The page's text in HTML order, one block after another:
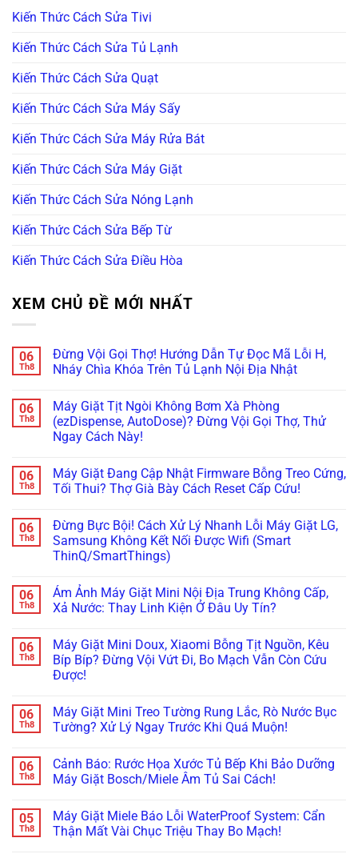
Kiến Thức Cách Sửa Tivi
Kiến Thức Cách Sửa Tủ Lạnh
Kiến Thức Cách Sửa Quạt
Kiến Thức Cách Sửa Máy Sấy
Kiến Thức Cách Sửa Máy Rửa Bát
Kiến Thức Cách Sửa Máy Giặt
Kiến Thức Cách Sửa Nóng Lạnh
Kiến Thức Cách Sửa Bếp Từ
Kiến Thức Cách Sửa Điều Hòa
XEM CHỦ ĐỀ MỚI NHẤT
06
Th8
Đừng Vội Gọi Thợ! Hướng Dẫn Tự Đọc Mã Lỗi H,
Nháy Chìa Khóa Trên Tủ Lạnh Nội Địa Nhật
bình
luận
ở
Đừng
Thợ!
Hướng
Dẫn
Mã
Lỗi
H,
Nháy
Chìa
Trên
Tủ
Lạnh
Nội
06
Th8
Máy Giặt Tịt Ngòi Không Bơm Xà Phòng
(ezDispense, AutoDose)? Đừng Vội Gọi Thợ, Thử
Ngay Cách Này!
bình
luận
Tịt
Ngòi
Không
Bơm
(ezDispense,
AutoDose)?
Đừng
Thợ,
Thử
Ngay
Cách
Này!
06
Th8
Máy Giặt Đang Cập Nhật Firmware Bỗng Treo Cứng,
Tối Thui? Thợ Già Bày Cách Reset Cấp Cứu!
bình
luận
ở
Máy
Cập
Nhật
Firmware
Cứng,
Tối
Thui?
Thợ
Già
Reset
Cấp
Cứu!
06
Th8
Đừng Bực Bội! Cách Xử Lý Nhanh Lỗi Máy Giặt LG,
Samsung Không Kết Nối Được Wifi (Smart
ThinQ/SmartThings)
có
bình
luận
ở
Bội!
Cách
Xử
Lý
Máy
Giặt
LG,
Kết
Nối
Được
ThinQ/SmartThings)
06
Th8
Ám Ảnh Máy Giặt Mini Nội Địa Trung Không Cấp,
Xả Nước: Thay Linh Kiện Ở Đâu Uy Tín?
bình
luận
ở
Ám
Giặt
Mini
Nội
Không
Cấp,
Xả
Linh
Kiện
06
Th8
Máy Giặt Mini Doux, Xiaomi Bỗng Tịt Nguồn, Kêu
Bíp Bíp? Đừng Vội Vứt Đi, Bo Mạch Vẫn Còn Cứu
Được!
bình
luận
Mini
Doux,
Xiaomi
Nguồn,
Kêu
Bíp
06
Th8
Máy Giặt Mini Treo Tường Rung Lắc, Rò Nước Bục
Tường? Xử Lý Ngay Trước Khi Quá Muộn!
bình
luận
ở
Mini
Treo
Tường
06
Th8
Cảnh Báo: Rước Họa Xước Tủ Bếp Khi Bảo Dưỡng
Máy Giặt Bosch/Miele Âm Tủ Sai Cách!
bình
luận
05
Th8
Máy Giặt Miele Báo Lỗi WaterProof System: Cẩn
Thận Mất Vài Chục Triệu Thay Bo Mạch!